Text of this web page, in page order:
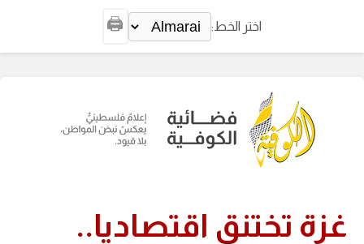
اختر الخط: 🖨️
غزة تختنق اقتصاديا..